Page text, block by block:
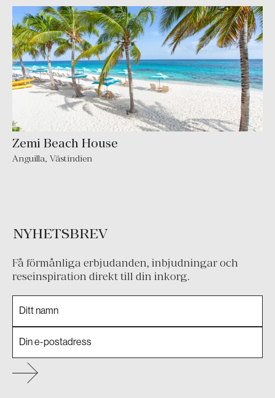
Zemi Beach House
Anguilla, Västindien
NYHETSBREV
Få förmånliga erbjudanden, inbjudningar och
reseinspiration direkt till din inkorg.